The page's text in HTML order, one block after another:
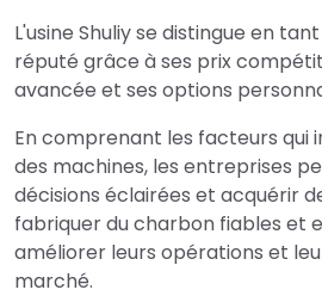
L'usine Shuliy se distingue en
réputé grâce à ses prix
avancée et ses options
En comprenant les facteurs qui
des machines, les entreprises
décisions éclairées et acquérir
fabriquer du charbon fiables et
améliorer leurs opérations et
marché.